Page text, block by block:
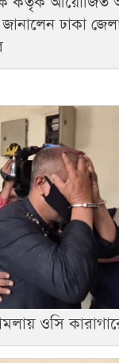
ঢাকা
ওসি